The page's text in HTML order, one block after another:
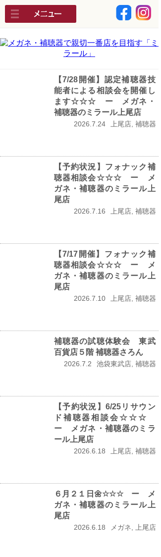
【7/28開催】認定補聴器技
能者による相談会を開催し
ます☆☆☆ ー メガネ・
補聴器のミラール上尾店
2026.7.24 上尾店, 補聴器
【予約状況】フォナック補
聴器相談会☆☆☆ ー メ
ガネ・補聴器のミラール上
尾店
2026.7.16 上尾店, 補聴器
【7/17開催】フォナック補
聴器相談会☆☆☆ ー メ
ガネ・補聴器のミラール上
尾店
2026.7.10 上尾店, 補聴器
補聴器の試聴体験会 東武
百貨店５階 補聴器さろん
2026.7.2 池袋東武店, 補聴器
【予約状況】6/25リサウン
ド補聴器相談会☆☆☆
ー メガネ・補聴器のミラ
ール上尾店
2026.6.18 上尾店, 補聴器
６月２１日🌼☆☆☆ ー メ
ガネ・補聴器のミラール上
尾店
2026.6.18 メガネ, 上尾店